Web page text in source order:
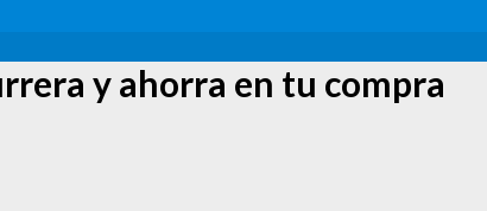
y ahorra en tu compra